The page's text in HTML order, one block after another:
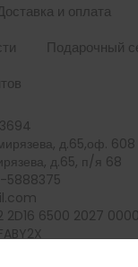
и оплата
Подарочный
д.65,оф. 608
д.65, п/я 68
5888375
2D16 6500 2027 0000